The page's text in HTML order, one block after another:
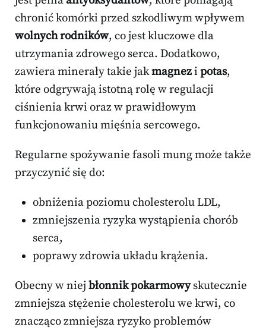
chronić komórki przed szkodliwym wpływem
wolnych rodników, co jest kluczowe dla
utrzymania zdrowego serca. Dodatkowo,
zawiera minerały takie jakmagnezi potas,
które odgrywają istotną rolę w regulacji
ciśnienia krwi oraz w prawidłowym
funkcjonowaniu mięśnia sercowego.
Regularne spożywanie fasoli mung może także
przyczynić się do:
obniżenia poziomu cholesterolu LDL,
zmniejszenia ryzyka wystąpienia chorób
serca,
poprawy zdrowia układu krążenia.
Obecny w niejbłonnik pokarmowyskutecznie
zmniejsza stężenie cholesterolu we krwi, co
znacząco zmniejsza ryzyko problemów